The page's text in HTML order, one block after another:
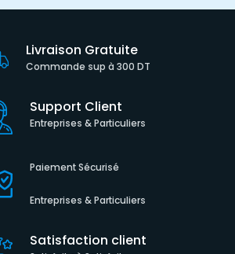
Livraison Gratuite
Commande sup à 300 DT
Support Client
Entreprises & Particuliers
Paiement Sécurisé
Entreprises & Particuliers
Satisfaction client